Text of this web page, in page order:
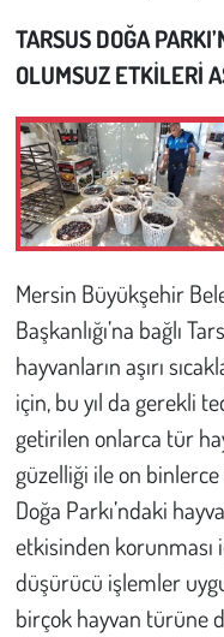
TARSUS DOĞA
OLUMSUZ ETKİLERİ
Mersin Büyükşehir
Başkanlığı’na bağlı
hayvanların aşırı
için, bu yıl da gerekli
getirilen onlarca tür
güzelliği ile on
Doğa Parkı’ndaki
etkisinden korunması
düşürücü işlemler
birçok hayvan türüne
İnsan Hakları
Hayvan Hakları
Çevre
Galeri
Vefat İlanları
Tarih
Hukuk
Tarım
Son Dakika